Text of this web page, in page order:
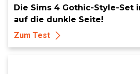
Die Sims 4 Gothic-Style-Set
auf die dunkle Seite!
Zum Test